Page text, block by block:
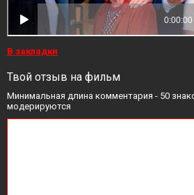
В закладки
Твой отзыв на фильм
Минимальная длина комментария - 50
модерируются